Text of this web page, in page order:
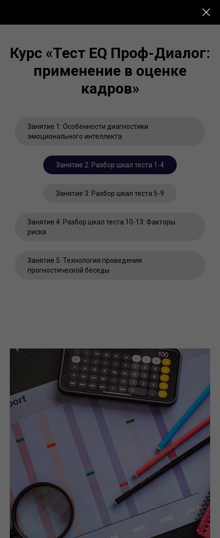
Курс «Тест EQ Проф-Диалог:
применение в оценке
кадров»
Занятие 1: Особенности диагностики
эмоционального интеллекта
Занятие 2: Разбор шкал теста 1-4
Занятие 3: Разбор шкал теста 5-9
Занятие 4: Разбор шкал теста 10-13. Факторы
риска
Занятие 5: Технология проведения
прогностической беседы